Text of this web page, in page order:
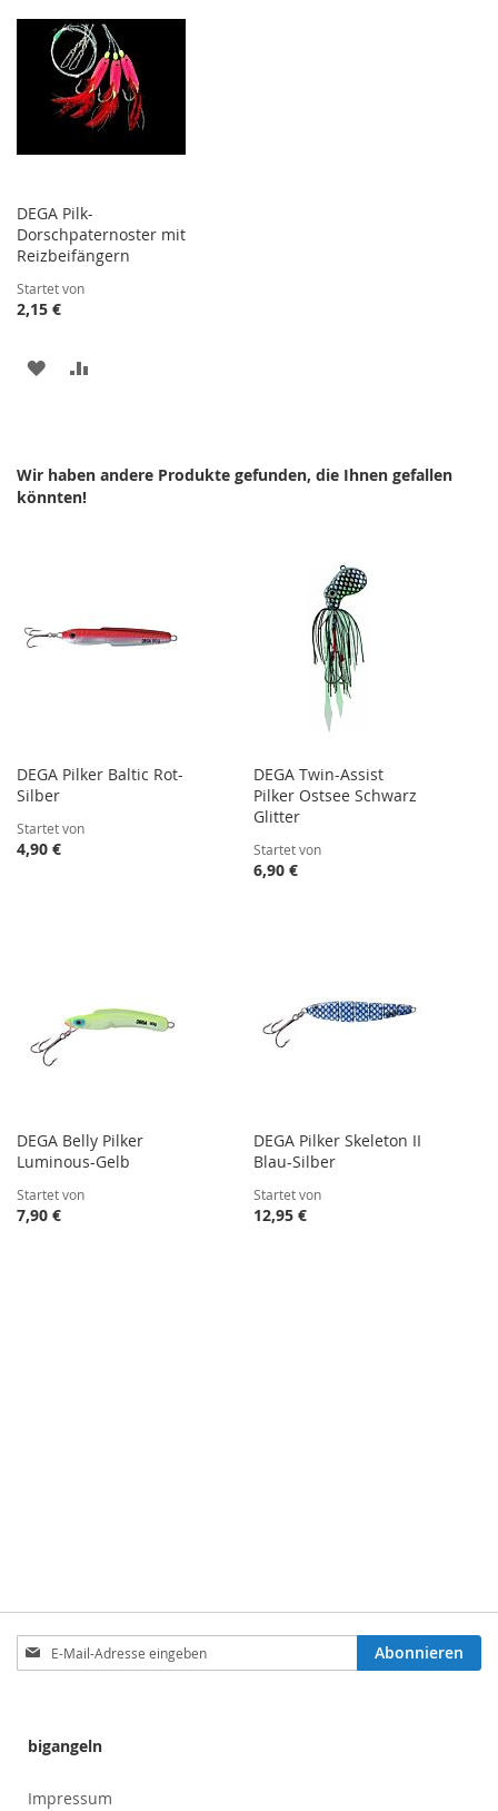
HINZUFÜGEN
HINZUFÜGEN
DEGA Pilk-
Dorschpaternoster mit
Reizbeifängern
Startet von
2,15 €
ZUR
Wir haben andere Produkte gefunden, die Ihnen gefallen
könnten!
DEGA Pilker Baltic Rot-
Silber
Startet von
4,90 €
DEGA Twin-Assist
Pilker Ostsee Schwarz
Glitter
Startet von
6,90 €
DEGA Belly Pilker
Luminous-Gelb
Startet von
7,90 €
DEGA Pilker Skeleton II
Blau-Silber
Startet von
12,95 €
Anmeldung
zum
Abonnieren
bigangeln
Impressum